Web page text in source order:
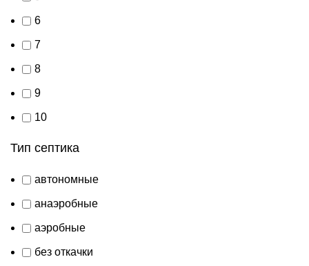
6
7
8
9
10
Тип септика
автономные
анаэробные
аэробные
без откачки